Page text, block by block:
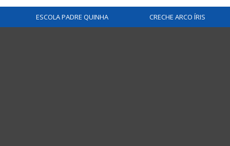
ESCOLA PADRE QUINHA CRECHE ARCO ÍRIS